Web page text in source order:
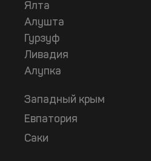
Ялта
Алушта
Гурзуф
Ливадия
Алупка
Западный крым
Евпатория
Саки